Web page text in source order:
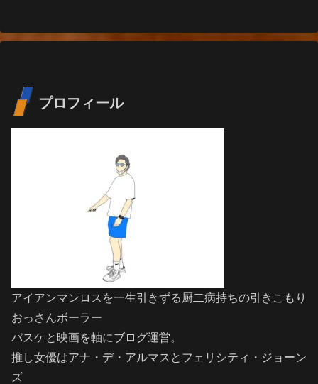
プロフィール
アイアンマンロスを一生引きずる厨二病持ちの引きこもり
おっさんボーラー
バスケと映画を軸にブログ運営。
推し女優はアナ・デ・アルマスとフェリシティ・ジョーン
ズ